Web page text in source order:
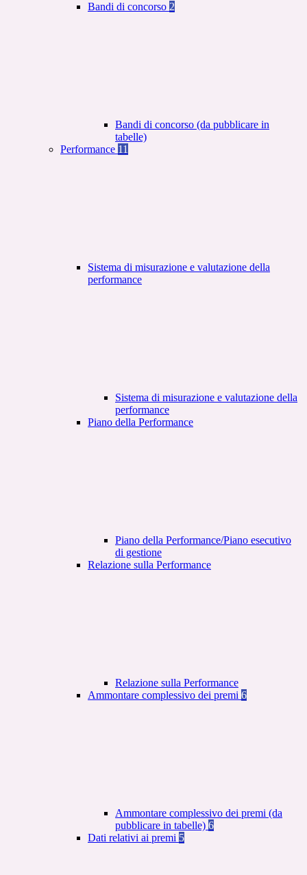
Bandi di concorso 2
Bandi di concorso (da pubblicare in
tabelle)
Performance 11
Sistema di misurazione e valutazione della
performance
Sistema di misurazione e valutazione della
performance
Piano della Performance
Piano della Performance/Piano esecutivo
di gestione
Relazione sulla Performance
Relazione sulla Performance
Ammontare complessivo dei premi 6
Ammontare complessivo dei premi (da
pubblicare in tabelle) 6
Dati relativi ai premi 5